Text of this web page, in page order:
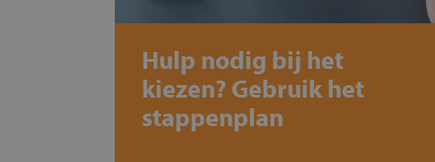
Hulp nodig bij het
kiezen? Gebruik het
stappenplan